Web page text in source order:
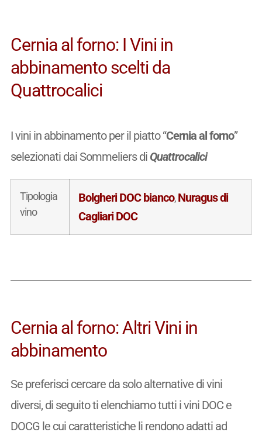
Cernia al forno: I Vini in
abbinamento scelti da
Quattrocalici
I vini in abbinamento per il piatto “Cernia al forno”
selezionati dai Sommeliers di Quattrocalici
Tipologia
vino
Bolgheri DOC bianco,Nuragus di
Cagliari DOC
Cernia al forno: Altri Vini in
abbinamento
Se preferisci cercare da solo alternative di vini
diversi, di seguito ti elenchiamo tutti i vini DOC e
DOCG le cui caratteristiche li rendono adatti ad